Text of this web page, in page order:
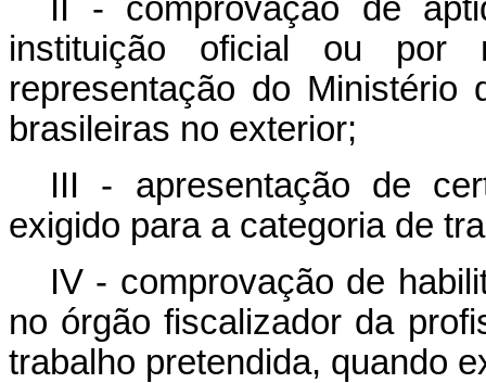
II - comprovação de
instituição oficial ou por
representação do
brasileiras no exterior;
III - apresentação de
exigido para a categoria de
IV - comprovação de
no órgão fiscalizador da
trabalho pretendida, quando